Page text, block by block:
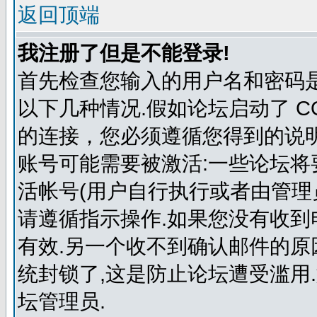
返回顶端
我注册了但是不能登录!
首先检查您输入的用户名和密码
以下几种情况.假如论坛启动了
的连接，您必须遵循您得到的说
账号可能需要被激活:一些论坛
活帐号(用户自行执行或者由管
请遵循指示操作.如果您没有收
有效.另一个收不到确认邮件的
统封锁了,这是防止论坛遭受滥
坛管理员.